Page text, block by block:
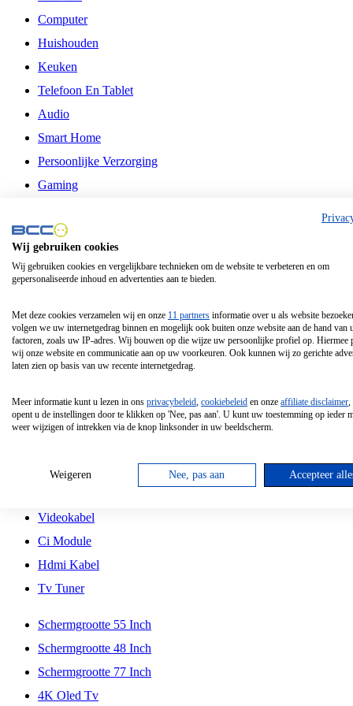
Computer
Huishouden
Keuken
Telefoon En Tablet
Audio
Smart Home
Persoonlijke Verzorging
Gaming
Philips
Schermgrootte 24 Inch
Schermgrootte 85 Inch
Schermgrootte 98 Inch
Tcl
Hd Led Tv
Antennekabel
Videokabel
Ci Module
Hdmi Kabel
Tv Tuner
Schermgrootte 55 Inch
Schermgrootte 48 Inch
Schermgrootte 77 Inch
4K Oled Tv
Wij gebruiken cookies
Wij gebruiken cookies en vergelijkbare technieken om de website te verbeteren en om
gepersonaliseerde inhoud en advertenties aan te bieden.
Met deze cookies verzamelen wij en onze 11 partners informatie over u als website
volgen we uw internetgedrag binnen en mogelijk ook buiten onze website aan de hand van
factoren, zoals uw IP-adres. Wij bouwen op die wijze uw persoonlijke profiel op. Hiermee
wij onze website en communicatie aan op uw voorkeuren. Ook kunnen wij zo gerichte
laten zien op basis van uw recente internetgedrag.
Meer informatie kunt u lezen in ons privacybeleid, cookiebeleid en onze affiliate disclaimer,
opent u de instellingen door te klikken op 'Nee, pas aan'. U kunt uw toestemming op ieder
weer wijzigen of intrekken via de knop linksonder in uw beeldscherm.
Weigeren Nee, pas aan Accepteer